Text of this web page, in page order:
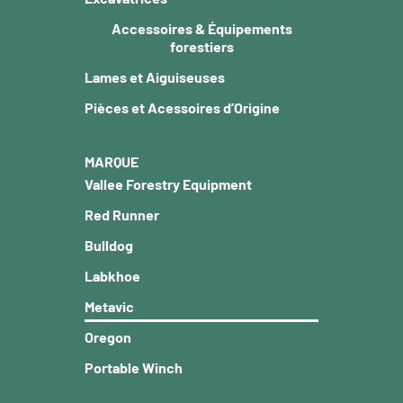
Accessoires & Équipements
forestiers
Lames et Aiguiseuses
Pièces et Acessoires d’Origine
MARQUE
Vallee Forestry Equipment
Red Runner
Bulldog
Labkhoe
Metavic
Oregon
Portable Winch